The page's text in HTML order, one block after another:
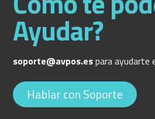
Ayudar?
soporte@avpos.espara ayudarte
Hablar con Soporte